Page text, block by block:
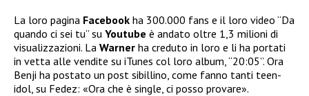
La loro pagina Facebook ha 300.000 fans e il loro video “Da
quando ci sei tu” su Youtube è andato oltre 1,3 milioni di
visualizzazioni. La Warner ha creduto in loro e li ha portati
in vetta alle vendite su iTunes col loro album, “20:05”. Ora
Benji ha postato un post sibillino, come fanno tanti teen-
idol, su Fedez: «Ora che è single, ci posso provare».